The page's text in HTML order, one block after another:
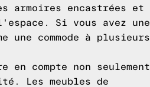
armoires encastrées et
Si vous avez une
une commode à plusieurs
en compte non seulement
Les meubles de